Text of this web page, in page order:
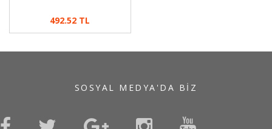
492.52 TL
SOSYAL MEDYA'DA BIZ